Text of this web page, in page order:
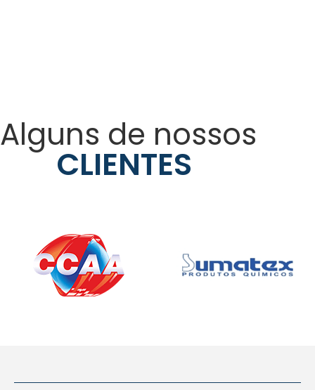
Alguns de nossos
CLIENTES